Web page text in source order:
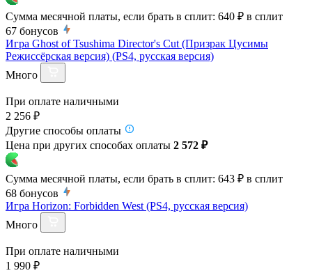
Сумма месячной платы, если брать в сплит: 640 ₽ в сплит
67 бонусов
Игра Ghost of Tsushima Director's Cut (Призрак Цусимы
Режиссёрская версия) (PS4, русская версия)
Много
При оплате наличными
2 256 ₽
Другие способы оплаты
Цена при других способах оплаты 2 572 ₽
Сумма месячной платы, если брать в сплит: 643 ₽ в сплит
68 бонусов
Игра Horizon: Forbidden West (PS4, русская версия)
Много
При оплате наличными
1 990 ₽